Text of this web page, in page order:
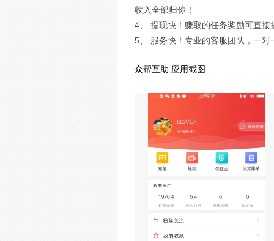
收入全部归你！
4、 提现快！赚取的任务奖励可直接
5、 服务快！专业的客服团队，一对
众帮互助 应用截图